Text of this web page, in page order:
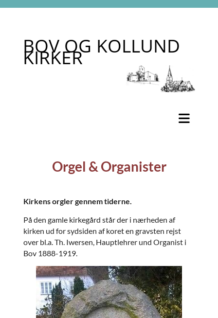
BOV OG KOLLUND
KIRKER
Orgel & Organister
Kirkens orgler gennem tiderne.
På den gamle kirkegård står der i nærheden af
kirken ud for sydsiden af koret en gravsten rejst
over bl.a. Th. Iwersen, Hauptlehrer und Organist i
Bov 1888-1919.